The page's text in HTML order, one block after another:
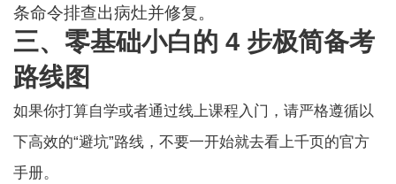
条命令排查出病灶并修复。
三、零基础小白的 4 步极简备考
路线图
如果你打算自学或者通过线上课程入门，请严格遵循以
下高效的“避坑”路线，不要一开始就去看上千页的官方
手册。